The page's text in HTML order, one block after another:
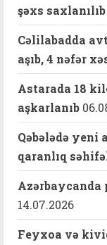
şəxs saxlanılıb
Cəlilabadda
aşıb, 4 nəfər
Astarada 18
aşkarlanıb
Qəbələdə
qaranlıq
Azərbaycanda
14.07.2026
Feyxoa və